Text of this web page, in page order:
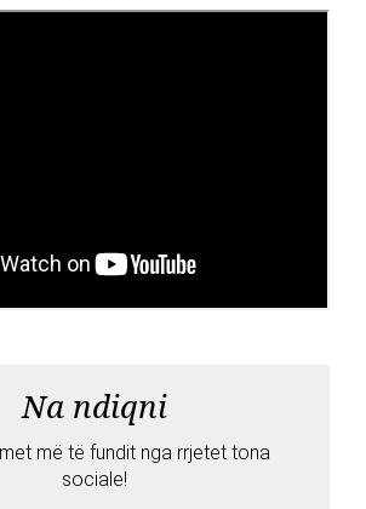
Na ndiqni
më të fundit nga rrjetet tona
sociale!